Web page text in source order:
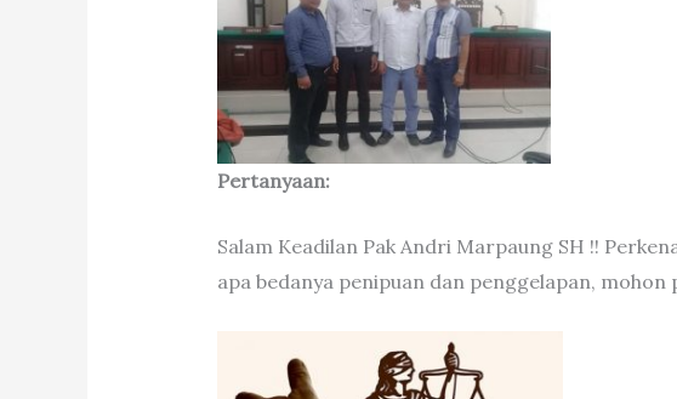
Pertanyaan:
Salam Keadilan Pak Andri Marpaung SH !!
apa bedanya penipuan dan penggelapan, mohon